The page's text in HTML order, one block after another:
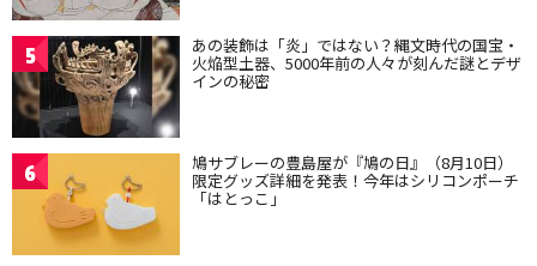
5 あの装飾は「炎」ではない？縄文時代の国宝・
火焔型土器、5000年前の人々が刻んだ謎とデザ
インの秘密
6 鳩サブレーの豊島屋が『鳩の日』（8月10日）
限定グッズ詳細を発表！今年はシリコンポーチ
「はとっこ」